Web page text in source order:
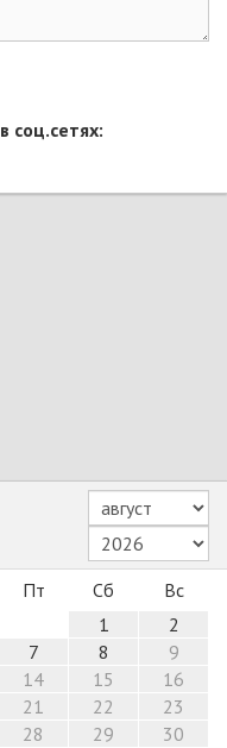
соц.сетях:
Пт Сб
Вс
1
2
7 8
9
14 15
16
21 22
23
28 29
30